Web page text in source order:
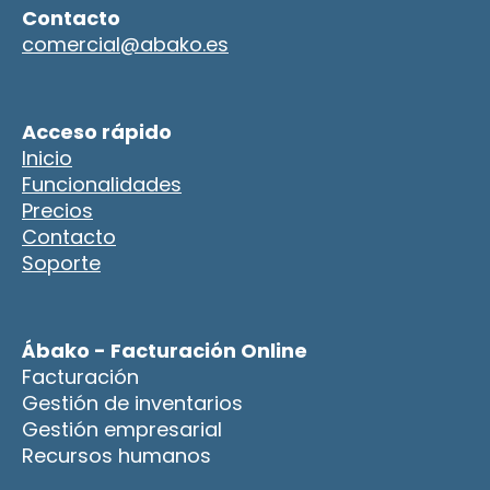
Contacto
comercial@abako.es
Acceso rápido
Inicio
Funcionalidades
Precios
Contacto
Soporte
Ábako - Facturación Online
Facturación
Gestión de inventarios
Gestión empresarial
Recursos humanos